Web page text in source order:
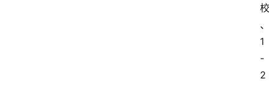
校
、
1
-
2